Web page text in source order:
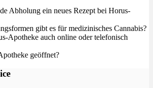
Abholung ein neues Rezept bei Horus-
gibt es für medizinisches Cannabis?
Apotheke auch online oder telefonisch
geöffnet?